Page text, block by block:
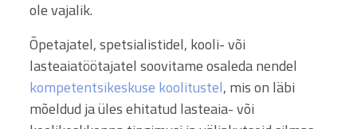
ole vajalik.
Õpetajatel, spetsialistidel, kooli- või
lasteaiatöötajatel soovitame osaleda nendel
kompetentsikeskuse koolitustel, mis on läbi
mõeldud ja üles ehitatud lasteaia- või